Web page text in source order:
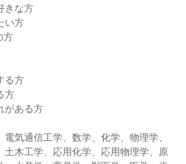
きな方
い方
方
る方
方
がある方
気通信工学、数学、化学、物理学、
土木工学、応用化学、応用物理学、原